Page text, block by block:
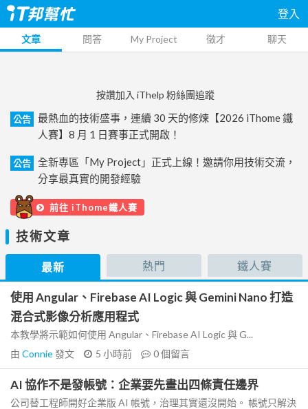
登入
文章 問答 My Project 徵才 聊天
按讚加入 iThelp 粉絲團追蹤
公告
最熱血的技術盛事，連續 30 天的修煉【2026 iThome 鐵
人賽】8 月 1 日賽事正式開啟！
公告
全新專區「My Project」正式上線！邀請你用技術交流，
分享最真實的開發經驗
前往 iThome鐵人賽
技術文章
最新 熱門 鐵人賽
使用 Angular、Firebase AI Logic 與 Gemini Nano 打造
混合式影像分析應用程式
本教學將示範如何使用 Angular、Firebase AI Logic 與 G...
由 Connie發文 5 小時前 0個留言
AI 協作不是發帳號：企業要先畫出四條責任邊界
公司替工程師開好企業版 AI 帳號，治理其實還沒開始。 帳號只解決